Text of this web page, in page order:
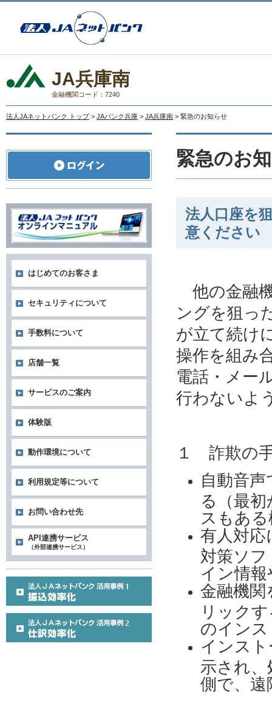
JA兵庫南
金融機関コード：7240
法人JAネットバンク トップ > JAバンク兵庫 > JA兵庫南 > 緊急のお知らせ
緊急のお
法人口座を
意ください
他の金融
ングを狙っ
が立て続け
操作を組み
電話・メー
行わないよ
１ 詐欺の
自動音
る（最
スもあ
有人対応
対策ソフ
イン情
金融機
リック
のイン
インス
示され
側で、遠
はじめてのお客さま
セキュリティについて
手数料について
店舗一覧
サービスのご案内
体験版
動作環境について
利用規定等について
お問い合わせ先
API連携サービス
（外部連携サービス）